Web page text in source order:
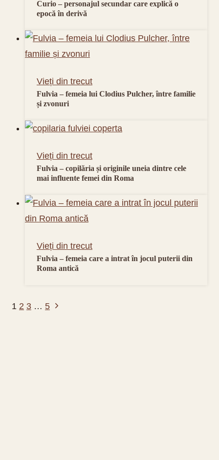
Curio – personajul secundar care explică o
epocă în derivă
Vieți din trecut
Fulvia – femeia lui Clodius Pulcher, între familie
și zvonuri
Vieți din trecut
Fulvia – copilăria și originile uneia dintre cele
mai influente femei din Roma
Vieți din trecut
Fulvia – femeia care a intrat în jocul puterii din
Roma antică
Page
1 2 3 … 5 Next